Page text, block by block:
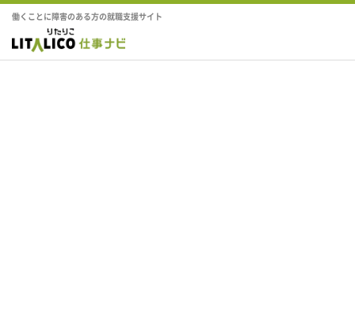
働くことに障害のある方の就職支援サイト